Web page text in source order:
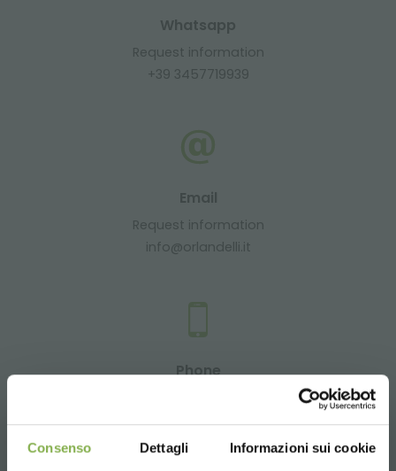
Consenso Dettagli Informazioni sui cookie
Whatsapp
Request information
+39 3457719939
Email
Request information
info@orlandelli.it
Phone
08:30 - 13:00
14:00 - 18:30